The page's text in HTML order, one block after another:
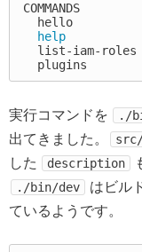
COMMANDS
hello
list-iam-roles
実行コマンドを ./
出てきました。
した
description
./bin/dev
はビル
ているようです。